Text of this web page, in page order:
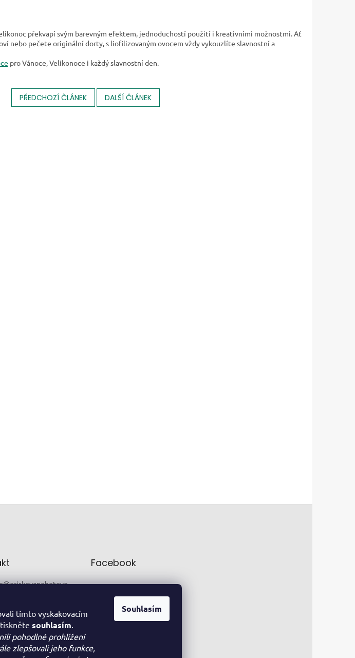
tímto vyskakovacím
souhlasím.
pohodlné prohlížení
zlepšovali jeho funkce,
Souhlasím
překvapí svým barevným efektem, jednoduchostí použití i kreativními možnostmi. Ať
nebo pečete originální dorty, s liofilizovaným ovocem vždy vykouzlíte slavnostní a
pro Vánoce, Velikonoce i každý slavnostní den.
PŘEDCHOZÍ ČLÁNEK DALŠÍ ČLÁNEK
@oriskovapohotovo
774 711 877
Facebook